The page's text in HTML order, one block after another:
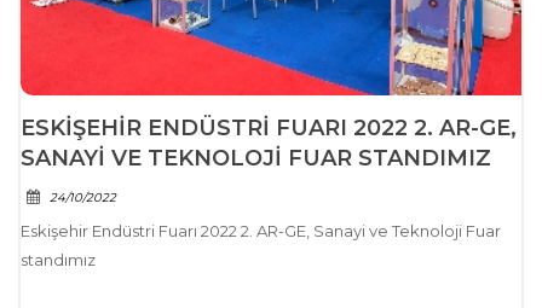
ESKIŞEHIR ENDÜSTRI FUARI 2022 2. AR-GE,
SANAYI VE TEKNOLOJI FUAR STANDIMIZ
24/10/2022
Eskişehir Endüstri Fuarı 2022 2. AR-GE, Sanayi ve Teknoloji Fuar
standımız